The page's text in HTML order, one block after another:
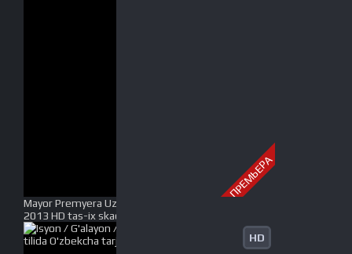
ПРЕМЬЕРА
Mayor Premyera Uzbek tilida O'zbekcha tarjima kino
2013 HD tas-ix skachat
HD